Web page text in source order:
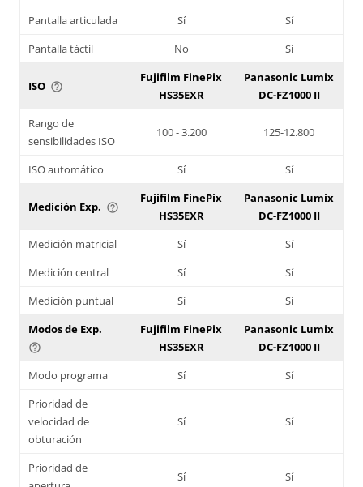
Pantalla articulada Sí
Sí
Pantalla táctil
No Sí
ISO help_outline
Fujifilm FinePix
HS35EXR
Panasonic Lumix
DC-FZ1000 II
Rango de
sensibilidades ISO
100 - 3.200 125-12.800
ISO automático Sí Sí
Medición Exp. help_outline
Fujifilm FinePix
HS35EXR
Panasonic Lumix
DC-FZ1000 II
Medición matricial
Sí
Sí
Medición central
Sí
Sí
Medición puntual
Sí
Sí
Modos de Exp.
help_outline
Fujifilm FinePix
HS35EXR
Panasonic Lumix
DC-FZ1000 II
Modo programa
Sí
Sí
Prioridad de
velocidad de
obturación
Sí Sí
Prioridad de
Sí Sí